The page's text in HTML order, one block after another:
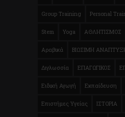
Group Training Personal
Stem Yoga ΑΘΛΗΤΙΣΜΟΣ
Αραβικά ΒΙΩΣΙΜΗ
Διγλωσσία ΕΠΑΓΩΓΙΚΟΣ
Ειδική Αγωγή Εκπαίδευση
Επιστήμες Υγείας ΙΣΤΟΡΙΑ